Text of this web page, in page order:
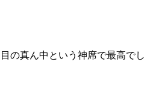
の真ん中という神席で最高でし